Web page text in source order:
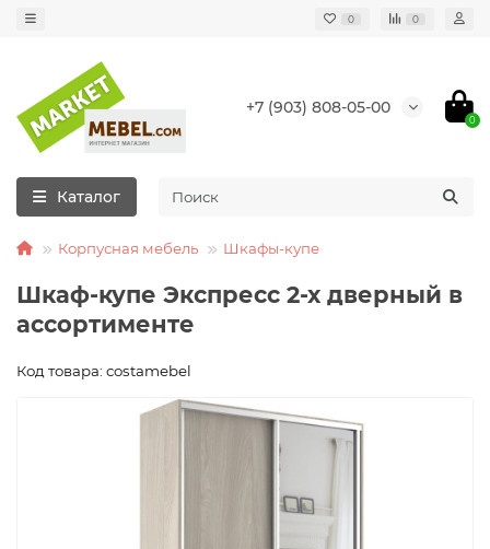
0 0
+7 (903) 808-05-00
0
Каталог
Корпусная мебель Шкафы-купе
Шкаф-купе Экспресс 2-х дверный в
ассортименте
Код товара: costamebel